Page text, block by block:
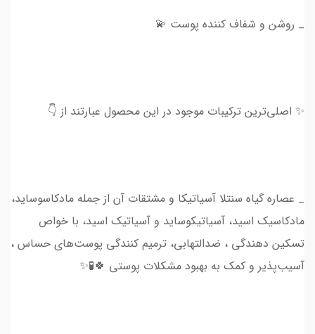
_ روشن و شفاف کننده پوست 💫
✨ اصلی‌ترین ترکیبات موجود در این محصول عبارتند از 👇
_ عصاره گیاه سنتلا آسیاتیکا و مشتقات آن از جمله مادکاسوساید،
مادکاسیک اسید، آسیاتیکوساید و آسیاتیک اسید، با خواص
تسکین دهندگی ، ضدالتهابی، ترمیم کنندگی پوست‌های حساس ،
آسیب‌پذیر و کمک به بهبود مشکلات پوستی 🍀🧪✨